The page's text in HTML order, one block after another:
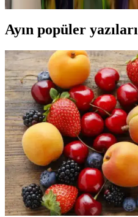
Ayın popüler yazıları